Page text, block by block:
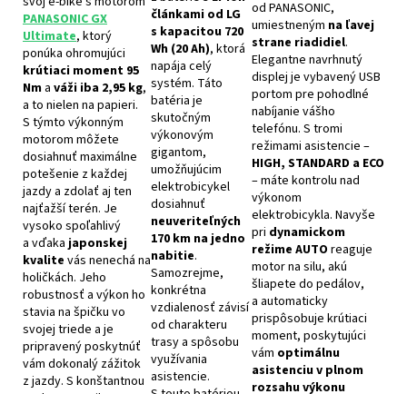
PANASONIC GX
Ultimate, ktorý
ponúka ohromujúci
krútiaci moment 95
Nm a váži iba 2,95 kg,
a to nielen na papieri.
S týmto výkonným
motorom môžete
dosiahnuť maximálne
potešenie z každej
jazdy a zdolať aj ten
najťažší terén. Je
vysoko spoľahlivý
a vďaka japonskej
kvalite vás nenechá na
holičkách. Jeho
robustnosť a výkon ho
stavia na špičku vo
svojej triede a je
pripravený poskytnúť
vám dokonalý zážitok
z jazdy. S konštantnou
článkami od LG
s kapacitou 720
Wh (20 Ah), ktorá
napája celý
systém. Táto
batéria je
skutočným
výkonovým
gigantom,
umožňujúcim
elektrobicykel
dosiahnuť
neuveriteľných
170 km na jedno
nabitie.
Samozrejme,
konkrétna
vzdialenosť závisí
od charakteru
trasy a spôsobu
využívania
asistencie.
od PANASONIC,
umiestneným na ľavej
strane riadidiel.
Elegantne navrhnutý
displej je vybavený USB
portom pre pohodlné
nabíjanie vášho
telefónu. S tromi
režimami asistencie –
HIGH, STANDARD a ECO
– máte kontrolu nad
výkonom
elektrobicykla. Navyše
pri dynamickom
režime AUTO reaguje
motor na silu, akú
šliapete do pedálov,
a automaticky
prispôsobuje krútiaci
moment, poskytujúci
vám optimálnu
asistenciu v plnom
rozsahu výkonu